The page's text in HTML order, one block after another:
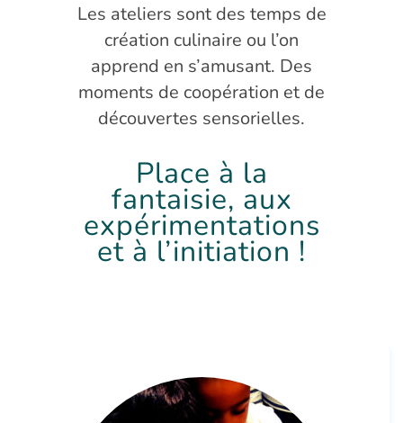
Les ateliers sont des temps de
création culinaire ou l’on
apprend en s’amusant. Des
moments de coopération et de
découvertes sensorielles.
Place à la
fantaisie, aux
expérimentations
et à l’initiation !